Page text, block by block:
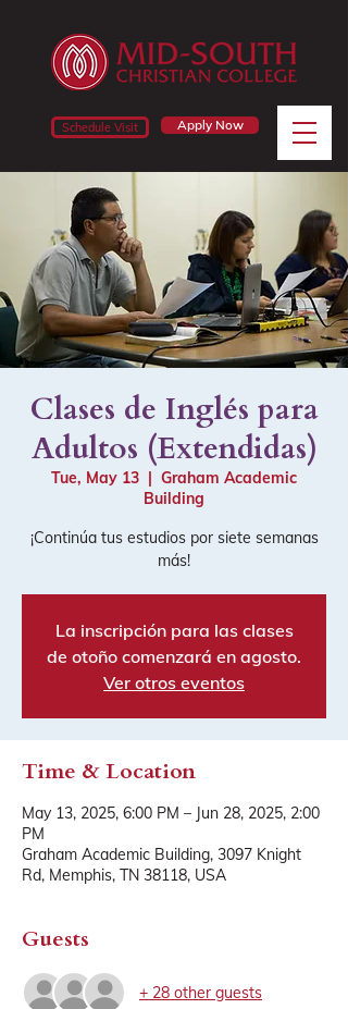
Schedule Visit Apply Now
Clases de Inglés para
Adultos (Extendidas)
Tue, May 13
  |
Graham Academic
Building
¡Continúa tus estudios por siete semanas
más!
La inscripción para las clases
de otoño comenzará en agosto.
Ver otros eventos
Time & Location
May 13, 2025, 6:00 PM – Jun 28, 2025, 2:00
PM
Graham Academic Building, 3097 Knight
Rd, Memphis, TN 38118, USA
Guests
+ 28 other guests